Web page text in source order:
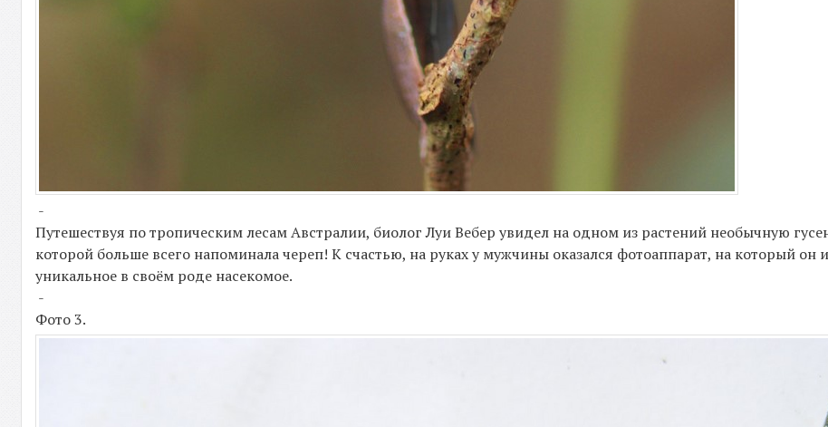
-
Путешествуя по тропическим лесам Австралии, биолог Луи Вебер увидел на одном из растений необычную
которой больше всего напоминала череп! К счастью, на руках у мужчины оказался фотоаппарат, на который он и
уникальное в своём роде насекомое.
-
Фото 3.